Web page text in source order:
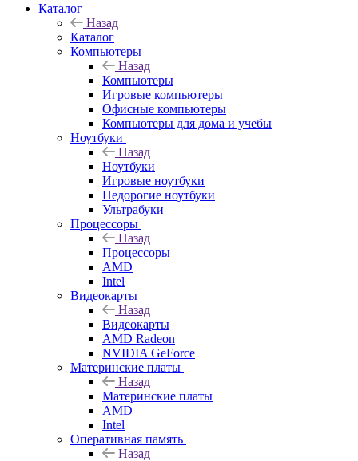
Каталог
Назад
Каталог
Компьютеры
Назад
Компьютеры
Игровые компьютеры
Офисные компьютеры
Компьютеры для дома и учебы
Ноутбуки
Назад
Ноутбуки
Игровые ноутбуки
Недорогие ноутбуки
Ультрабуки
Процессоры
Назад
Процессоры
AMD
Intel
Видеокарты
Назад
Видеокарты
AMD Radeon
NVIDIA GeForce
Материнские платы
Назад
Материнские платы
AMD
Intel
Оперативная память
Назад